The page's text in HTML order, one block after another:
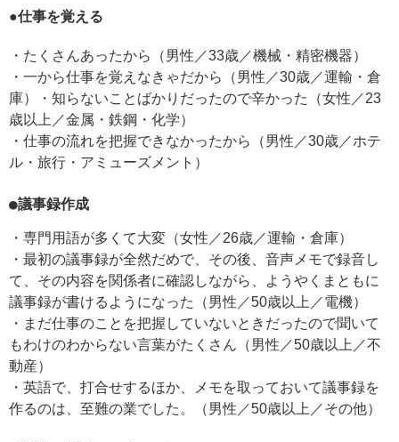
●仕事を覚える
・たくさんあったから（男性／33歳／機械・精密機器）
・一から仕事を覚えなきゃだから（男性／30歳／運輸・倉
庫）・知らないことばかりだったので辛かった（女性／23
歳以上／金属・鉄鋼・化学）
・仕事の流れを把握できなかったから（男性／30歳／ホテ
ル・旅行・アミューズメント）
●議事録作成
・専門用語が多くて大変（女性／26歳／運輸・倉庫）
・最初の議事録が全然だめで、その後、音声メモで録音し
て、その内容を関係者に確認しながら、ようやくまともに
議事録が書けるようになった（男性／50歳以上／電機）
・まだ仕事のことを把握していないときだったので聞いて
もわけのわからない言葉がたくさん（男性／50歳以上／不
動産）
・英語で、打合せするほか、メモを取っておいて議事録を
作るのは、至難の業でした。（男性／50歳以上／その他）